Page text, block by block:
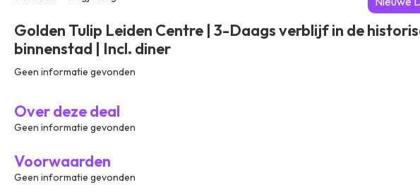
Golden Tulip Leiden Centre | 3-Daags verblijf in de
binnenstad | Incl. diner
Geen informatie gevonden
Over deze deal
Geen informatie gevonden
Voorwaarden
Geen informatie gevonden